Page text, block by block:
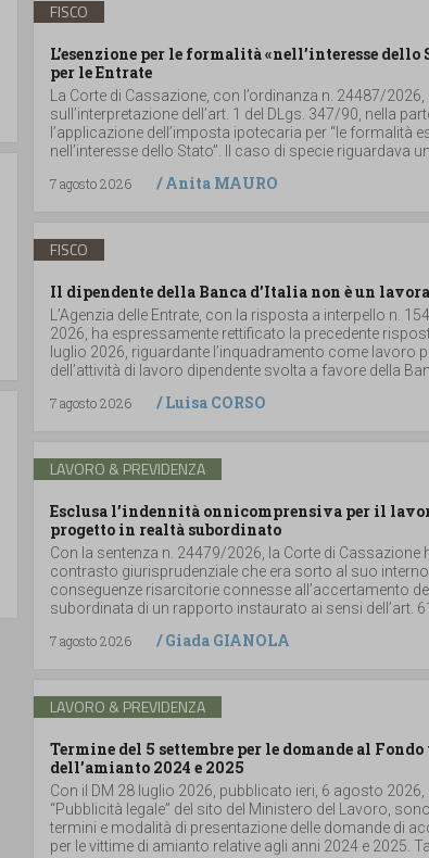
FISCO
L’esenzione per le formalità «nell’interesse dello
per le Entrate
La Corte di Cassazione, con l’ordinanza n. 24487/
sull’interpretazione dell’art. 1 del DLgs. 347/90, nella
l’applicazione dell’imposta ipotecaria per “le formalità
nell’interesse dello Stato”. Il caso di specie riguardava
7 agosto 2026
/Anita MAURO
FISCO
Il dipendente della Banca d’Italia non è un
L’Agenzia delle Entrate, con la risposta a interpello n.
2026, ha espressamente rettificato la precedente
luglio 2026, riguardante l’inquadramento come lavoro
dell’attività di lavoro dipendente svolta a favore della
7 agosto 2026
/Luisa CORSO
LAVORO & PREVIDENZA
Esclusa l’indennità onnicomprensiva per il
progetto in realtà subordinato
Con la sentenza n. 24479/2026, la Corte di Cassazione
contrasto giurisprudenziale che era sorto al suo
conseguenze risarcitorie connesse all’accertamento
subordinata di un rapporto instaurato ai sensi dell’art.
7 agosto 2026
/Giada GIANOLA
LAVORO & PREVIDENZA
Termine del 5 settembre per le domande al
dell’amianto 2024 e 2025
Con il DM 28 luglio 2026, pubblicato ieri, 6 agosto
“Pubblicità legale” del sito del Ministero del Lavoro,
termini e modalità di presentazione delle domande di
per le vittime di amianto relative agli anni 2024 e 2025.